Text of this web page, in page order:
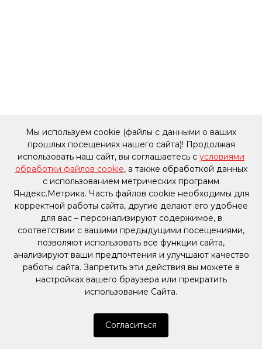
Мы используем cookie (файлы с данными о ваших
прошлых посещениях нашего сайта)! Продолжая
использовать наш сайт, вы соглашаетесь с условиями
обработки файлов cookie, а также обработкой данных
с использованием метрических программ
Яндекс.Метрика. Часть файлов cookie необходимы для
корректной работы сайта, другие делают его удобнее
для вас – персонализируют содержимое, в
соответствии с вашими предыдущими посещениями,
позволяют использовать все функции сайта,
анализируют ваши предпочтения и улучшают качество
работы сайта. Запретить эти действия вы можете в
настройках вашего браузера или прекратить
использование Сайта.
Согласиться